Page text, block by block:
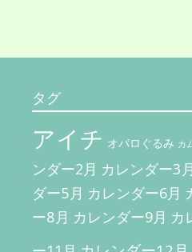
タグ
アイチ オバロぐるみ カ
ンダー2月 カレンダー3月
ダー5月 カレンダー6月
ー8月 カレンダー9月 カ